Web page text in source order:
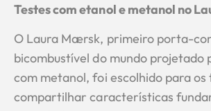
Testes com etanol e metanol no
O Laura Mærsk, primeiro porta-
bicombustível do mundo projetado
com metanol, foi escolhido para
compartilhar características